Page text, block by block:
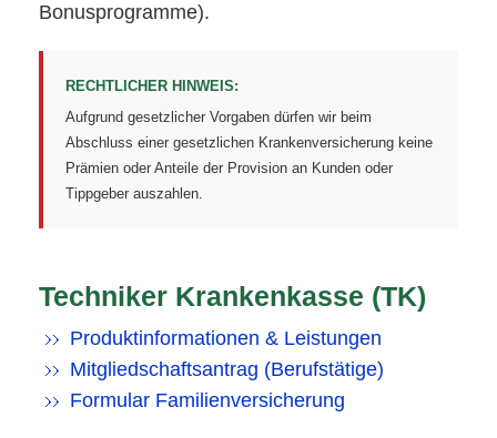
Bonusprogramme).
RECHTLICHER HINWEIS:
Aufgrund gesetzlicher Vorgaben dürfen wir beim
Abschluss einer gesetzlichen Krankenversicherung keine
Prämien oder Anteile der Provision an Kunden oder
Tippgeber auszahlen.
Techniker Krankenkasse (TK)
Produktinformationen & Leistungen
Mitgliedschaftsantrag (Berufstätige)
Formular Familienversicherung